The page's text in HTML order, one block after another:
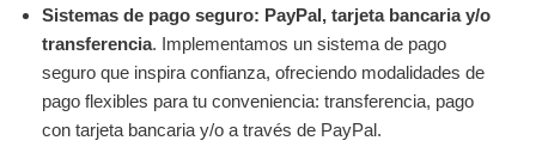
Sistemas de pago seguro: PayPal, tarjeta bancaria y/o
transferencia. Implementamos un sistema de pago
seguro que inspira confianza, ofreciendo modalidades de
pago flexibles para tu conveniencia: transferencia, pago
con tarjeta bancaria y/o a través de PayPal.